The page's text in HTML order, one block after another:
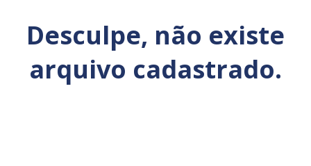
Desculpe, não existe
arquivo cadastrado.